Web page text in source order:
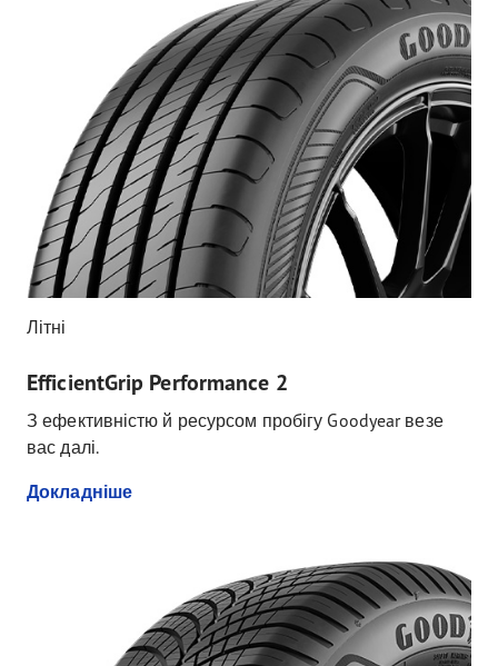
Літні
EfficientGrip Performance 2
З ефективністю й ресурсом пробігу Goodyear везе
вас далі.
Докладніше